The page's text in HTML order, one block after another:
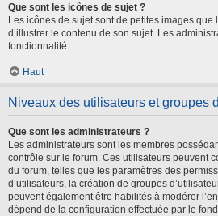
Que sont les icônes de sujet ?
Les icônes de sujet sont de petites images que
d’illustrer le contenu de son sujet. Les
fonctionnalité.
Haut
Niveaux des utilisateurs et groupes
Que sont les administrateurs ?
Les administrateurs sont les membres
contrôle sur le forum. Ces utilisateurs peuvent
du forum, telles que les paramètres des
d’utilisateurs, la création de groupes
peuvent également être habilités à modérer
dépend de la configuration effectuée par le